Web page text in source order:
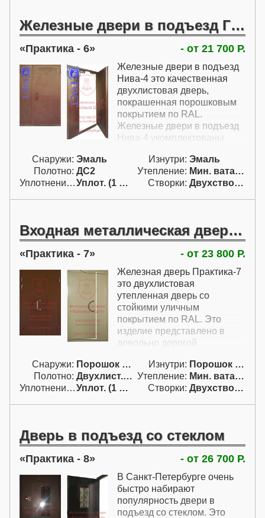
вата ursa или rockwel или
isover, ручка-скоба, е-
уплотнитель - 1 контур
Железные двери в подъезд ГОСТ
Практика - 6 - от 21 700 Р.
Железные двери в подъезд
Нива-4 это качественная
двухлистовая дверь,
покрашенная порошковым
покрытием по RAL.
Железные двери в подъезд
Нива-4 укомплектованы
подшипниками, накладная
плоская задвижка 2 шт,
утеплитель минеральная
вата ursa или rockwel или
Снаружи: Эмаль Изнутри: Эмаль
Полотно: ДС2 Утепление:
Мин. вата / пенопл.
Уплотнение:
Уплот. (1 конт.) Створки: Двухстворчатая (Д)
Входная металлическая дверь в подъезд
Практика - 7 - от 23 800 Р.
Железная дверь Практика-7
это двухлистовая
утепленная дверь со
стойкими уличным
покрытием по RAL. Это
изделие представлено в
довольно дорогой
бананами и петлями на
подшипниках на основной
створке. Такая железная
дверь может быть
Снаружи: Порошок RAL Изнутри:
Порошок RAL
Полотно:
Двухлист. проф. Утепление:
Мин. вата / пенопл.
Уплотнение:
Уплот. (1 конт.) Створки: Двухстворчатая (Д)
Дверь в подъезд со стеклом
Практика - 8 - от 26 700 Р.
В Санкт-Петербурге очень
быстро набирают
популярность двери в
подъезд со стеклом. Это